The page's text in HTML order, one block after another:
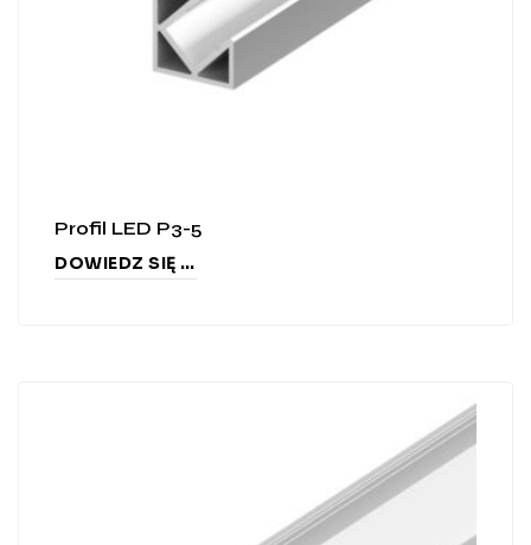
Profil LED P3-5
DOWIEDZ SIĘ WIĘCEJ